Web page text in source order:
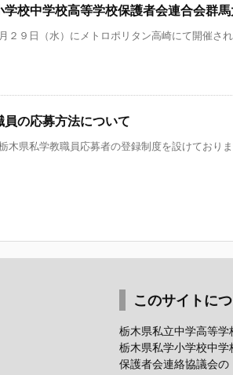
校中学校高等学校保護者会連合会群
２９日（水）にメトロポリタン高崎にて開催さ
の応募方法について
木県私学教職員応募者の登録制度を設けており
このサイトに
栃木県私立中学高等学
栃木県私学小学校中学
保護者会連絡協議会の